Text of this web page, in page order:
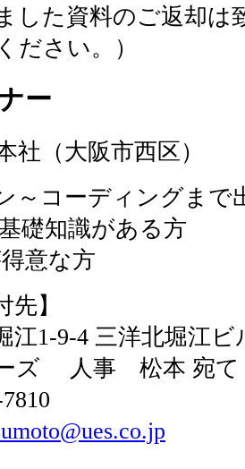
した資料のご返却
ださい。）
ー
社（大阪市西区）
～コーディングまで
礎知識がある方
意な方
先】
江1-9-4 三洋北堀江ビ
ズ 人事 松本 宛て